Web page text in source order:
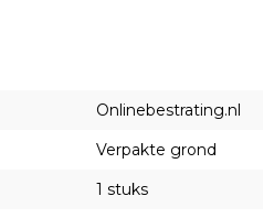
Onlinebestrating.nl
Verpakte grond
1 stuks